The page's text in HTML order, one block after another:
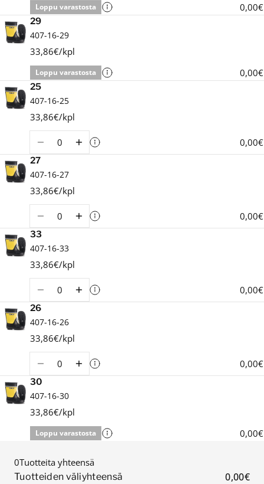
Loppu varastosta 0,00€
29
407-16-29
33,86€/kpl
Loppu varastosta 0,00€
25
407-16-25
33,86€/kpl
0,00€
27
407-16-27
33,86€/kpl
0,00€
33
407-16-33
33,86€/kpl
0,00€
26
407-16-26
33,86€/kpl
0,00€
30
407-16-30
33,86€/kpl
Loppu varastosta 0,00€
0Tuotteita yhteensä
Tuotteiden väliyhteensä 0,00€